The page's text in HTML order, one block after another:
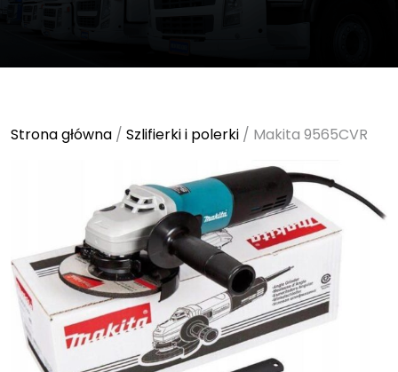
Strona główna / Szlifierki i polerki / Makita 9565CVR